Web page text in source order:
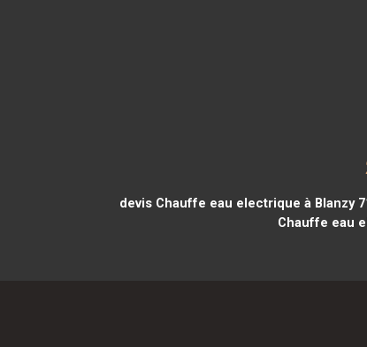
devis Chauffe eau electrique à Blanzy
Chauffe eau